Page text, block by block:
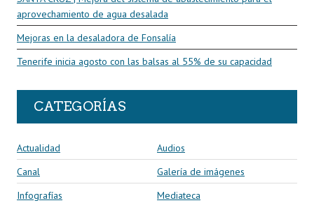
aprovechamiento de agua desalada
Mejoras en la desaladora de Fonsalía
Tenerife inicia agosto con las balsas al 55% de su capacidad
CATEGORÍAS
Actualidad
Audios
Canal
Galería de imágenes
Infografías
Mediateca